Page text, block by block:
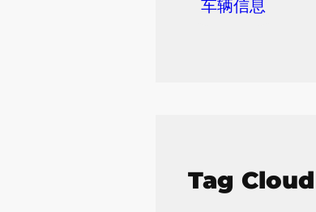
车辆信息
Tag Cloud